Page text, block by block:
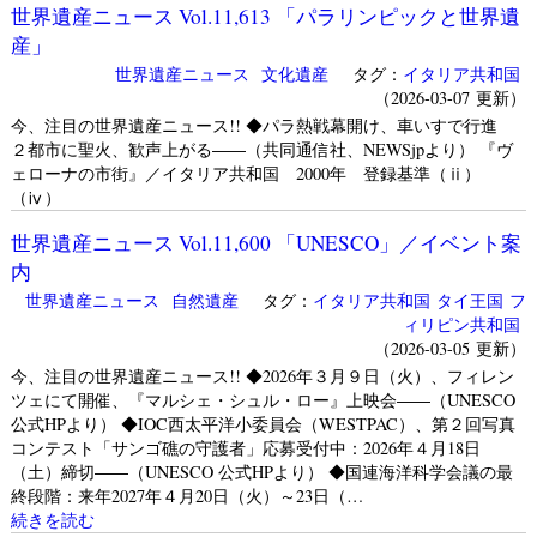
世界遺産ニュース Vol.11,613 「パラリンピックと世界遺
産」
世界遺産ニュース 文化遺産タグ： イタリア共和国
（2026-03-07 更新）
今、注目の世界遺産ニュース!! ◆パラ熱戦幕開け、車いすで行進
２都市に聖火、歓声上がる――（共同通信社、NEWSjpより） 『ヴ
ェローナの市街』／イタリア共和国 2000年 登録基準（ⅱ）
（ⅳ）
世界遺産ニュース Vol.11,600 「UNESCO」／イベント案
内
世界遺産ニュース 自然遺産タグ： イタリア共和国 タイ王国 フ
ィリピン共和国
（2026-03-05 更新）
今、注目の世界遺産ニュース!! ◆2026年３月９日（火）、フィレン
ツェにて開催、『マルシェ・シュル・ロー』上映会――（UNESCO
公式HPより） ◆IOC西太平洋小委員会（WESTPAC）、第２回写真
コンテスト「サンゴ礁の守護者」応募受付中：2026年４月18日
（土）締切――（UNESCO 公式HPより） ◆国連海洋科学会議の最
終段階：来年2027年４月20日（火）～23日（…
続きを読む